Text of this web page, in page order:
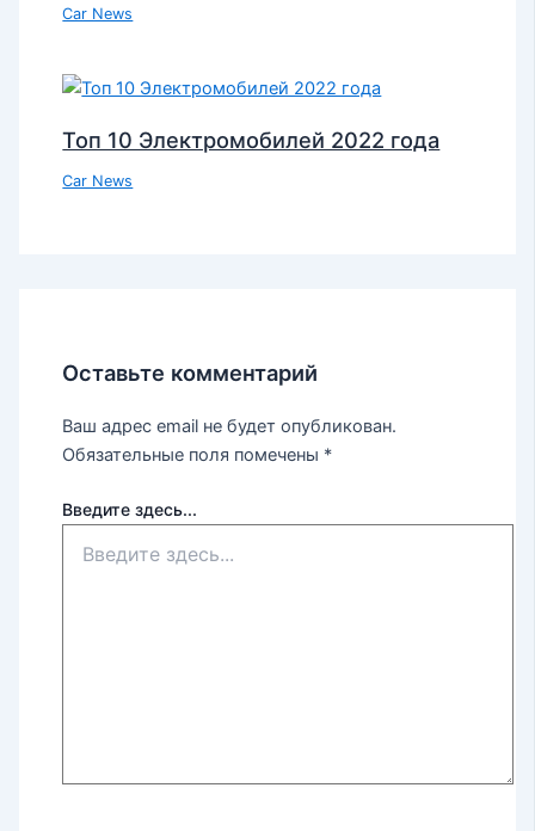
Car News
Топ 10 Электромобилей 2022 года
Car News
Оставьте комментарий
Ваш адрес email не будет опубликован.
Обязательные поля помечены *
Введите здесь...